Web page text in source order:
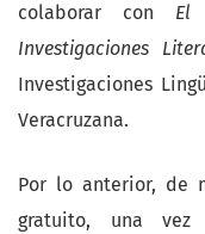
colaborar con El
Investigaciones
Investigaciones
Veracruzana.
Por lo anterior, de
gratuito, una